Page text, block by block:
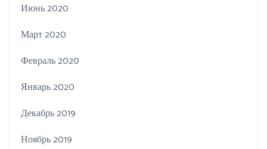
Июнь 2020
Март 2020
Февраль 2020
Январь 2020
Декабрь 2019
Ноябрь 2019